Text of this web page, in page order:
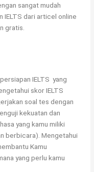
sangat mudah
IELTS dari articel online
gratis.
IELTS yang
skor IELTS
soal tes dengan
kekuatan dan
yang kamu miliki
berbicara). Mengetahui
Kamu
yang perlu kamu